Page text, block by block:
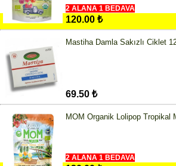
2 ALANA 1 BEDAVA
120.00 ₺
Mastiha Damla Sakızlı Ciklet
69.50 ₺
MOM Organik Lolipop Tropikal
2 ALANA 1 BEDAVA